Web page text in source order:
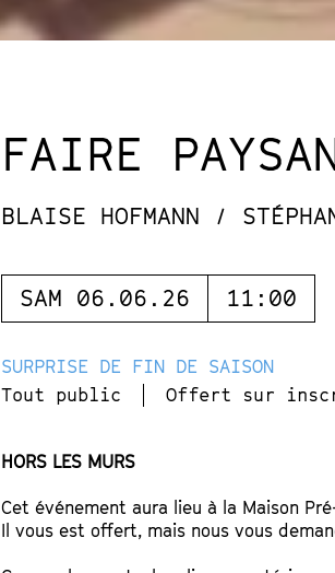
FAIRE
BLAISE HOFMANN /
SAM 06.06.26 11:00
SURPRISE DE FIN DE SAISON
Tout public
Offert sur
HORS LES MURS
Cet événement aura lieu à la Maison
Il vous est offert, mais nous vous